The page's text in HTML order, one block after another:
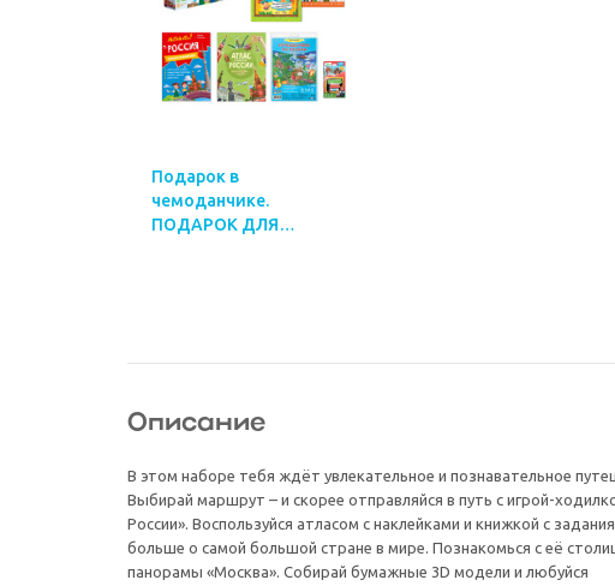
Подарок в
чемоданчике.
ПОДАРОК ДЛЯ
Описание
В этом наборе тебя ждёт увлекательное и познавательное
Выбирай маршрут – и скорее отправляйся в путь с игрой-
России». Воспользуйся атласом с наклейками и книжкой с
больше о самой большой стране в мире. Познакомься с её
панорамы «Москва». Собирай бумажные 3D модели и любуйся